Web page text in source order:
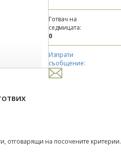
Готвач на
седмицата:
0
Изпрати
съобщение:
отговарящи на посочените критерии.